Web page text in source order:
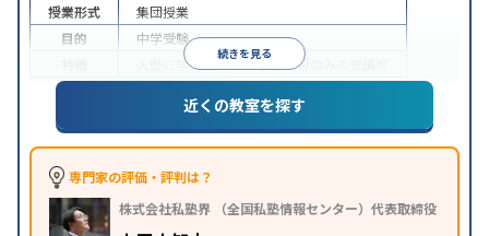
続きを見る
授業形式
集団授業
目的
中学受験
入塾に学力基準あり季節講習のみの受講可
※2023年10月調査。
を参照
近くの教室を探す
専門家の評価・評判は？
株式会社私塾界 （全国私塾情報センター）代表取締役